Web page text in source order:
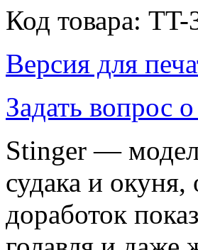
Код товара: TT-
Версия для
Задать вопрос
Stinger —
судака и окуня,
доработок